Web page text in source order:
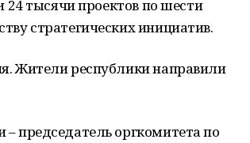
24 тысячи проектов по шести
стратегических инициатив.
Жители республики направили
председатель оргкомитета по